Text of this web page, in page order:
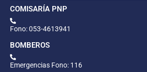
COMISARÍA PNP
Fono: 053-4613941
BOMBEROS
Emergencias Fono: 116